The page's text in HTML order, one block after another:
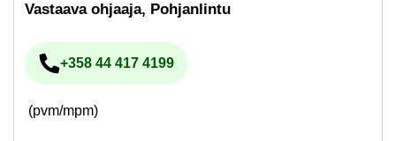
Vas­taa­va oh­jaa­ja, Poh­jan­lin­tu
Pu­he­lin­nu­me­ro
+358 44 417 4199
(pvm/mpm)